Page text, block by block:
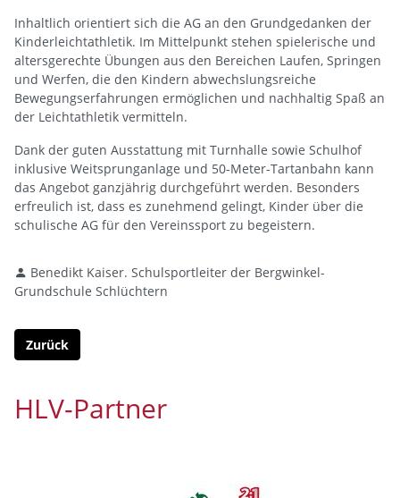
Inhaltlich orientiert sich die AG an den Grundgedanken der
Kinderleichtathletik. Im Mittelpunkt stehen spielerische und
altersgerechte Übungen aus den Bereichen Laufen, Springen
und Werfen, die den Kindern abwechslungsreiche
Bewegungserfahrungen ermöglichen und nachhaltig Spaß an
der Leichtathletik vermitteln.
Dank der guten Ausstattung mit Turnhalle sowie Schulhof
inklusive Weitsprunganlage und 50-Meter-Tartanbahn kann
das Angebot ganzjährig durchgeführt werden. Besonders
erfreulich ist, dass es zunehmend gelingt, Kinder über die
schulische AG für den Vereinssport zu begeistern.
Benedikt Kaiser. Schulsportleiter der Bergwinkel-
Grundschule Schlüchtern
Zurück
HLV-Partner